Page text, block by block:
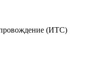
(ИТС)